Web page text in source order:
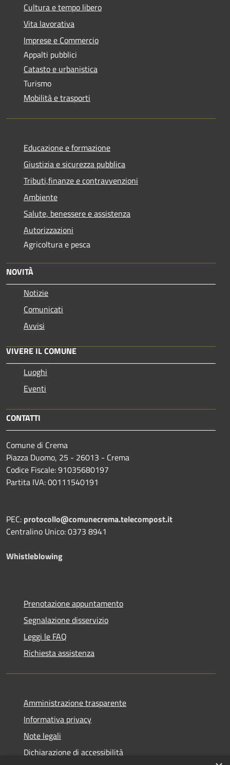
Cultura e tempo libero
Vita lavorativa
Imprese e Commercio
Appalti pubblici
Catasto e urbanistica
Turismo
Mobilità e trasporti
Educazione e formazione
Giustizia e sicurezza pubblica
Tributi,finanze e contravvenzioni
Ambiente
Salute, benessere e assistenza
Autorizzazioni
Agricoltura e pesca
NOVITÀ
Notizie
Comunicati
Avvisi
VIVERE IL COMUNE
Luoghi
Eventi
CONTATTI
Comune di Crema
Piazza Duomo, 25 - 26013 - Crema
Codice Fiscale: 91035680197
Partita IVA: 00111540191
PEC: protocollo@comunecrema.telecompost.it
Centralino Unico: 0373 8941
Whistleblowing
Prenotazione appuntamento
Segnalazione disservizio
Leggi le FAQ
Richiesta assistenza
Amministrazione trasparente
Informativa privacy
Note legali
Dichiarazione di accessibilità